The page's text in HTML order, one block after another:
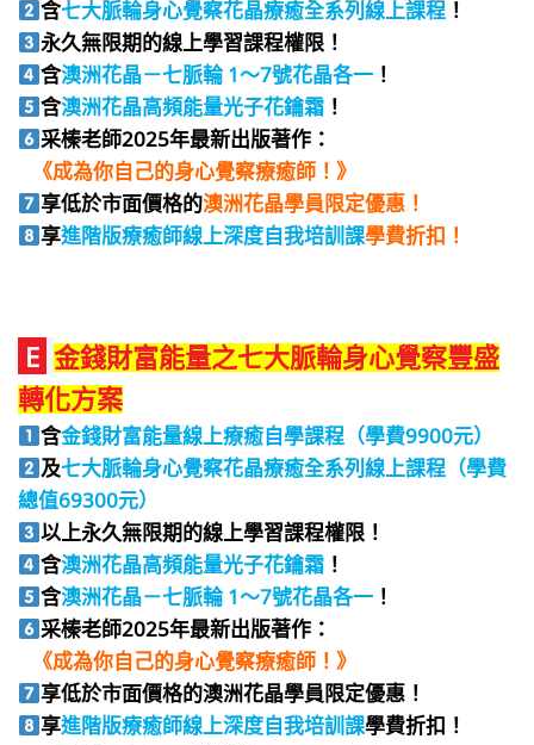
含七大脈輪身心覺察花晶療癒全系列線上課程 ！
永久無限期的線上學習課程權限！
含澳洲花晶－七脈輪 1～7號花晶各一 ！
含澳洲花晶高頻能量光子花鑰霜 ！
采榛老師2025年最新出版著作：
《成為你自己的身心覺察療癒師！》
享低於市面價格的澳洲花晶學員限定優惠！
享進階版療癒師線上深度自我培訓課學費折扣！
E 金錢財富能量之七大脈輪身心覺察豐盛
轉化方案
含金錢財富能量線上療癒自學課程（學費9900元）
及七大脈輪身心覺察花晶療癒全系列線上課程（學費
總值69300元）
以上永久無限期的線上學習課程權限！
含澳洲花晶高頻能量光子花鑰霜 ！
含澳洲花晶－七脈輪 1～7號花晶各一 ！
采榛老師2025年最新出版著作：
《成為你自己的身心覺察療癒師！》
享低於市面價格的澳洲花晶學員限定優惠！
享進階版療癒師線上深度自我培訓課學費折扣！